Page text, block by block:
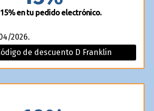
en tu pedido electrónico.
2026.
de descuento D Franklin